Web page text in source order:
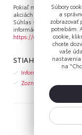
Pokiaľ máte záujem od
akciách a ponukách zo
Súhlas so spracovaním
informácií jednoduchou
https://gdpr.toyota.sk/,
STIAHNUŤ
Informačné oznámenie
Zoznam
Súbory
a
zobrazovať
potrebám.
cookie,
chcete
vaše
na